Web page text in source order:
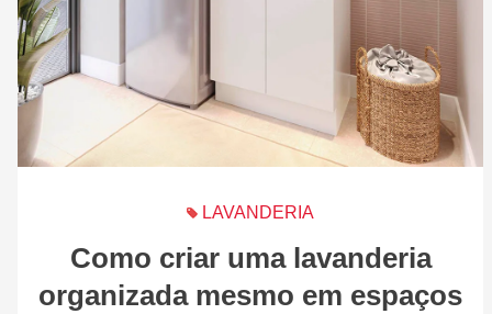
LAVANDERIA
Como criar uma lavanderia
organizada mesmo em espaços